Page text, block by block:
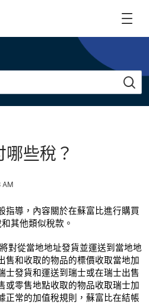
些稅？
AM
指導，內容關於在蘇富比進行購買
其他類似稅款。
對從當地地址發貨並運送到當地地
售和收取的物品的標價收取當地加
士發貨和運送到瑞士或在瑞士出售
或零售地點收取的物品收取瑞士加
正常的加值稅規則，蘇富比在結帳